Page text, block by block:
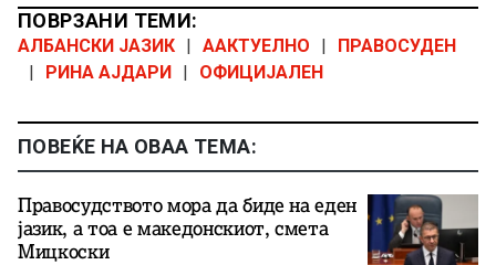
ПОВРЗАНИ ТЕМИ:
АЛБАНСКИ ЈАЗИК | ААКТУЕЛНО |
ПРАВОСУДЕН
|
РИНА АЈДАРИ | ОФИЦИЈАЛЕН
ПОВЕЌЕ НА ОВАА ТЕМА:
Правосудството мора да биде на еден
јазик, а тоа е македонскиот, смета
Мицкоски